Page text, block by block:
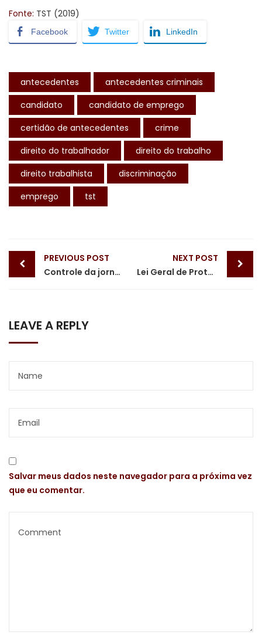
Fonte: TST (2019)
Facebook Twitter LinkedIn
antecedentes
antecedentes criminais
candidato
candidato de emprego
certidão de antecedentes
crime
direito do trabalhador
direito do trabalho
direito trabalhista
discriminação
emprego
tst
Post
navigation
PREVIOUS POST
Controle da jornada de trabalho externo
NEXT POST
Lei Geral de Proteção de Dados
LEAVE A REPLY
Salvar meus dados neste navegador para a próxima vez
que eu comentar.